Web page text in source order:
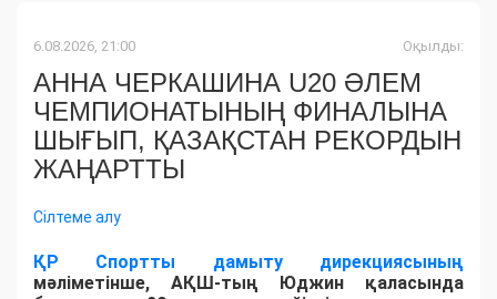
6.08.2026, 21:00 Оқылды:
АННА ЧЕРКАШИНА U20 ӘЛЕМ
ЧЕМПИОНАТЫНЫҢ ФИНАЛЫНА
ШЫҒЫП, ҚАЗАҚСТАН РЕКОРДЫН
ЖАҢАРТТЫ
Сілтеме алу
ҚР Спортты дамыту дирекциясының
мәліметінше, АҚШ-тың Юджин қаласында